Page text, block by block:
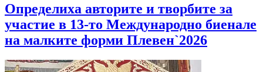
Определиха авторите и творбите за
участие в 13-то Международно биенале
на малките форми Плевен`2026